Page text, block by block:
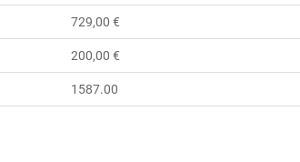
729,00 €
200,00 €
1587.00